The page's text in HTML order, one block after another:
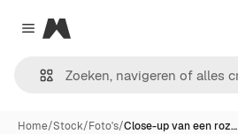
Close menu
Magnific
Home/Stock/Foto's/Close-up van een roz…